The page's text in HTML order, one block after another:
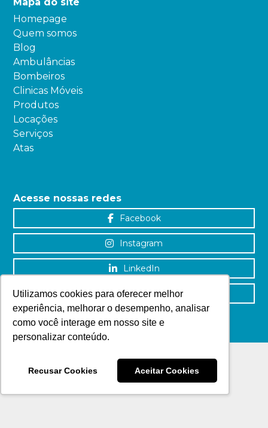
Utilizamos cookies para oferecer melhor
experiência, melhorar o desempenho, analisar
como você interage em nosso site e
personalizar conteúdo.
Recusar Cookies Aceitar Cookies
Homepage
Quem somos
Blog
Ambulâncias
Bombeiros
Clinicas Móveis
Produtos
Locações
Serviços
Atas
Acesse nossas redes
Facebook
Instagram
LinkedIn
YouTube